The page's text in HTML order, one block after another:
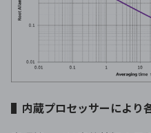
▌内蔵プロセッサーにより